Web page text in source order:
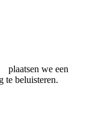
plaatsen we een
te beluisteren.